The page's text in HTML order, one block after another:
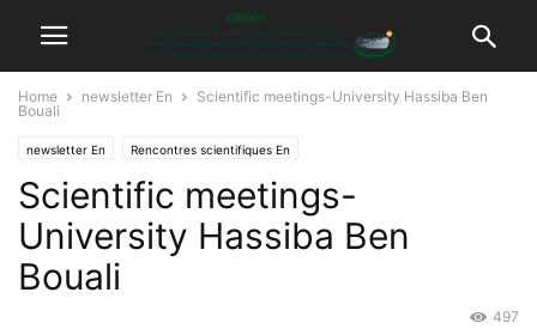
Home newsletter En
Scientific meetings-University Hassiba Ben
Bouali
newsletter En Rencontres scientifiques En
Scientific meetings-
University Hassiba Ben
Bouali
497